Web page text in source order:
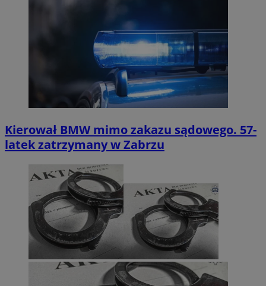
Kierował BMW mimo zakazu sądowego. 57-
latek zatrzymany w Zabrzu